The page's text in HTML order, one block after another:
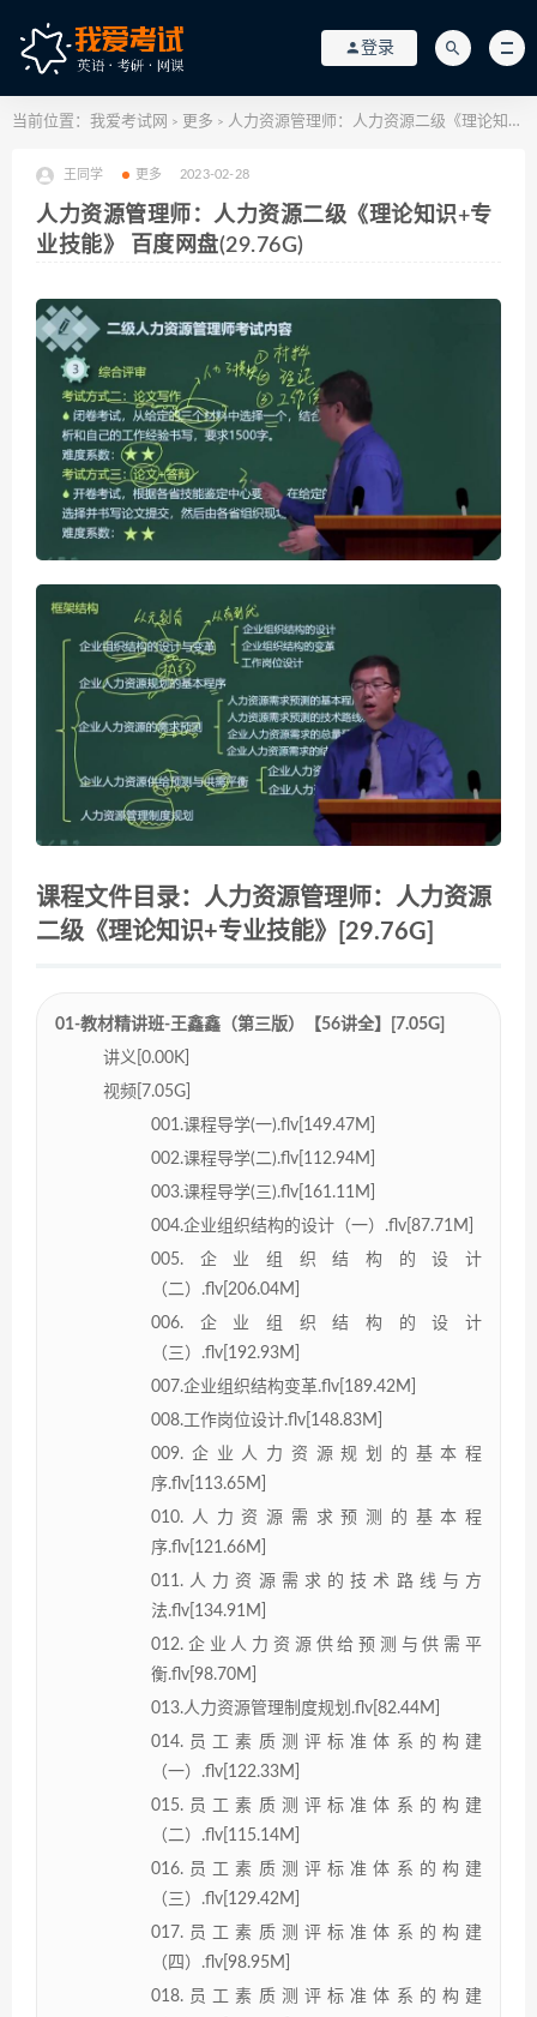
登录
当前位置： 我爱考试网 > 更多 > 人力资源管理师：人力资源二级《理论知识+专业技能》 百度网盘(29.76G)
王同学 更多 2023-02-28
人力资源管理师：人力资源二级《理论知识+专
业技能》 百度网盘(29.76G)
课程文件目录：人力资源管理师：人力资源
二级《理论知识+专业技能》[29.76G]
01-教材精讲班-王鑫鑫（第三版）【56讲全】[7.05G]
讲义[0.00K]
视频[7.05G]
001.课程导学(一).flv[149.47M]
002.课程导学(二).flv[112.94M]
003.课程导学(三).flv[161.11M]
004.企业组织结构的设计（一）.flv[87.71M]
005.企业组织结构的设计
（二）.flv[206.04M]
006.企业组织结构的设计
（三）.flv[192.93M]
007.企业组织结构变革.flv[189.42M]
008.工作岗位设计.flv[148.83M]
009.企业人力资源规划的基本程
序.flv[113.65M]
010.人力资源需求预测的基本程
序.flv[121.66M]
011.人力资源需求的技术路线与方
法.flv[134.91M]
012.企业人力资源供给预测与供需平
衡.flv[98.70M]
013.人力资源管理制度规划.flv[82.44M]
014.员工素质测评标准体系的构建
（一）.flv[122.33M]
015.员工素质测评标准体系的构建
（二）.flv[115.14M]
016.员工素质测评标准体系的构建
（三）.flv[129.42M]
017.员工素质测评标准体系的构建
（四）.flv[98.95M]
018.员工素质测评标准体系的构建